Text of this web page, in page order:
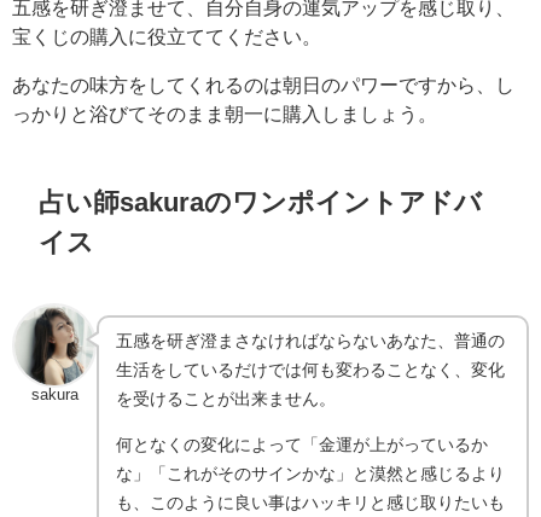
五感を研ぎ澄ませて、自分自身の運気アップを感じ取り、
宝くじの購入に役立ててください。
あなたの味方をしてくれるのは朝日のパワーですから、し
っかりと浴びてそのまま朝一に購入しましょう。
占い師sakuraのワンポイントアドバ
イス
sakura
五感を研ぎ澄まさなければならないあなた、普通の
生活をしているだけでは何も変わることなく、変化
を受けることが出来ません。
何となくの変化によって「金運が上がっているか
な」「これがそのサインかな」と漠然と感じるより
も、このように良い事はハッキリと感じ取りたいも